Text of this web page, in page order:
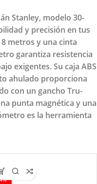
Stanley, modelo 30-
y precisión en tus
metros y una cinta
garantiza resistencia
exigentes. Su caja ABS
ahulado proporciona
con un gancho Tru-
punta magnética y una
es la herramienta